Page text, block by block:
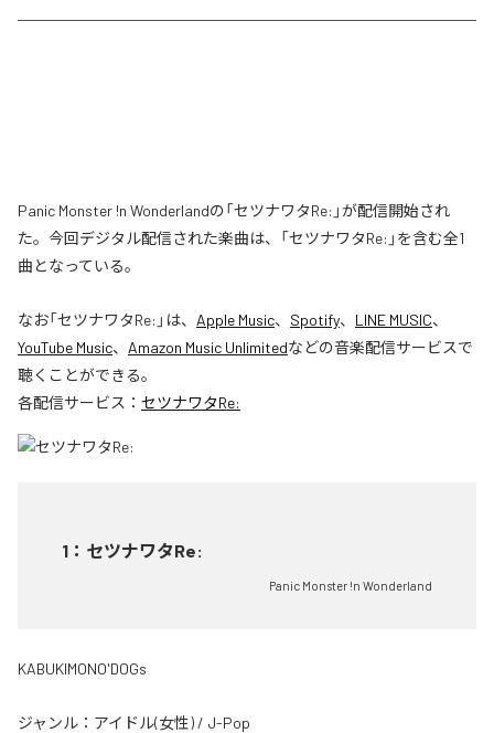
Panic Monster !n Wonderlandの「セツナワタRe:」が配信開始され
た。今回デジタル配信された楽曲は、「セツナワタRe:」を含む全1
曲となっている。
なお「セツナワタRe: 」は、 Apple Music、 Spotify、 LINE MUSIC、
YouTube Music、 Amazon Music Unlimitedなどの音楽配信サービスで
聴くことができる。
各配信サービス： セツナワタRe:
1 ： セツナワタRe:
Panic Monster !n Wonderland
KABUKIMONO'DOGs
ジャンル： アイドル(女性) / J-Pop